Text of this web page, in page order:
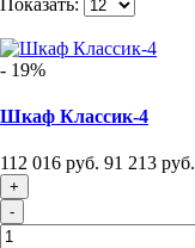
Показать:
- 19%
Шкаф Классик-4
112 016 руб. 91 213 руб.
+
-